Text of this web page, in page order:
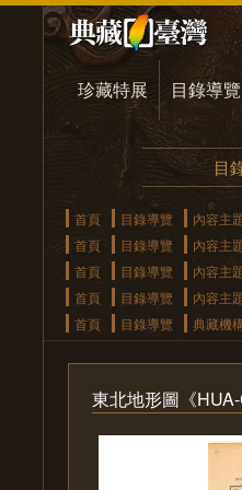
珍藏特展 目錄導覽
目
首頁 目錄導覽 內容主
首頁
目錄導覽 內容主
首頁
目錄導覽 內容主
首頁
目錄導覽 內容主
首頁
目錄導覽 典藏機
東北地形圖《HUA-